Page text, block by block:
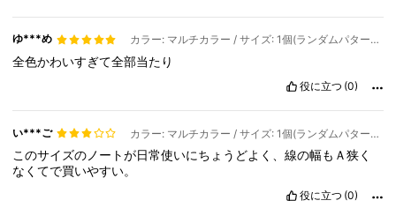
ゆ***め カラー: マルチカラー / サイズ: 1個(ランダムパターン)
全色かわいすぎて全部当たり
役に立つ (0)
い***ご カラー: マルチカラー / サイズ: 1個(ランダムパターン)
このサイズのノートが日常使いにちょうどよく、線の幅もＡ狭く
なくてで買いやすい。
役に立つ (0)